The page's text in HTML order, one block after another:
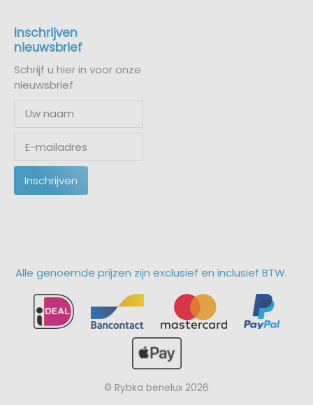
Inschrijven
nieuwsbrief
Schrijf u hier in voor onze
nieuwsbrief
Inschrijven
Alle genoemde prijzen zijn exclusief en inclusief BTW.
© Rybka benelux 2026